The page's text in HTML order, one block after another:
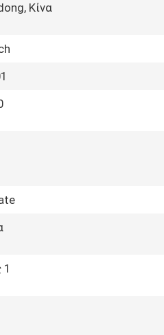
Κίνα
1